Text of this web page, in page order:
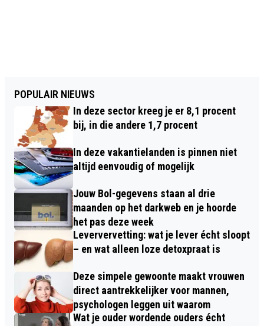
POPULAIR NIEUWS
In deze sector kreeg je er 8,1 procent
bij, in die andere 1,7 procent
In deze vakantielanden is pinnen niet
altijd eenvoudig of mogelijk
Jouw Bol-gegevens staan al drie
maanden op het darkweb en je hoorde
het pas deze week
Leververvetting: wat je lever écht sloopt
– en wat alleen loze detoxpraat is
Deze simpele gewoonte maakt vrouwen
direct aantrekkelijker voor mannen,
psychologen leggen uit waarom
Wat je ouder wordende ouders écht